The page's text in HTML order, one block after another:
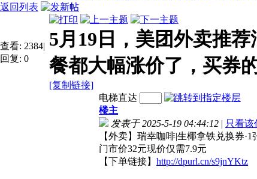
返回列表
查看: 2384|
回复: 0
5月19日，美团外卖推
餐都大幅涨价了，买券
[复制链接]
电梯直达
楼主
发表于 2025-5-19 04:44:12 | 只看该
【外卖】瑞幸咖啡|生椰拿铁兑换券·1
门市价32元现价仅需7.9元
【下单链接】 http://dpurl.cn/s9jnYKtz